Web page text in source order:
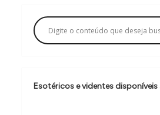
ç
ã
d
Esotéricos e videntes